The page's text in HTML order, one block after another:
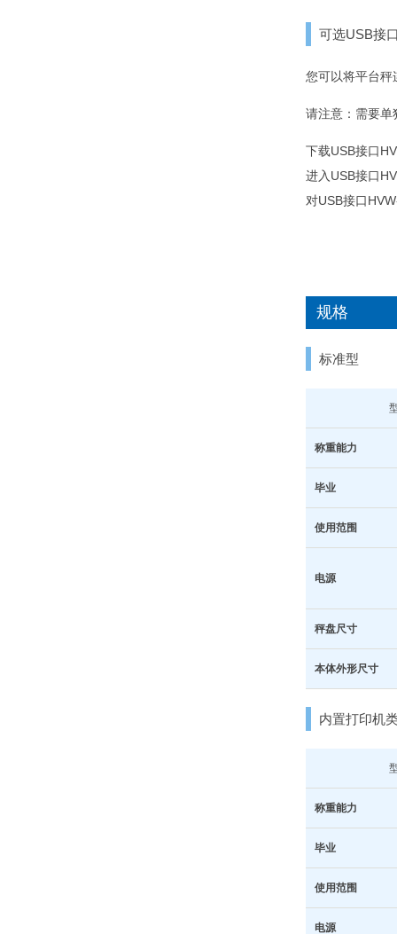
可选USB接
您可以将平台秤
请注意：需要单
下载USB接口
进入USB接口
对USB接口
规格
标准型
称重能力
毕业
使用范围
电源
秤盘尺寸
本体外形尺寸
内置打印机
称重能力
毕业
使用范围
电源